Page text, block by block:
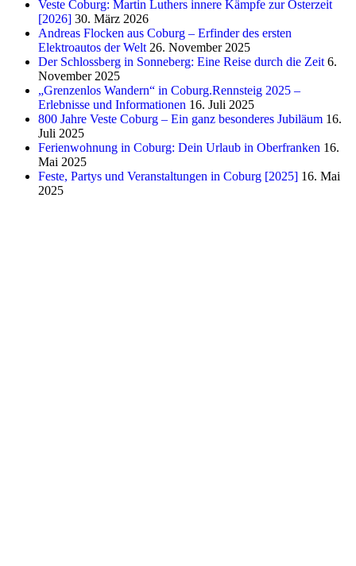
Veste Coburg: Martin Luthers innere Kämpfe zur Osterzeit
[2026] 30. März 2026
Andreas Flocken aus Coburg – Erfinder des ersten
Elektroautos der Welt 26. November 2025
Der Schlossberg in Sonneberg: Eine Reise durch die Zeit 6.
November 2025
„Grenzenlos Wandern“ in Coburg.Rennsteig 2025 –
Erlebnisse und Informationen 16. Juli 2025
800 Jahre Veste Coburg – Ein ganz besonderes Jubiläum 16.
Juli 2025
Ferienwohnung in Coburg: Dein Urlaub in Oberfranken 16.
Mai 2025
Feste, Partys und Veranstaltungen in Coburg [2025] 16. Mai
2025